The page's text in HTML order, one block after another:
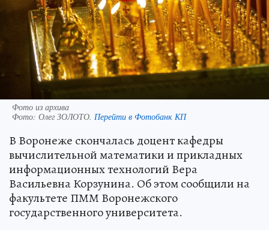
Фото из архива
Фото: Олег ЗОЛОТО. Перейти в Фотобанк КП
В Воронеже скончалась доцент кафедры
вычислительной математики и прикладных
информационных технологий Вера
Васильевна Корзунина. Об этом сообщили на
факультете ПММ Воронежского
государственного университета.